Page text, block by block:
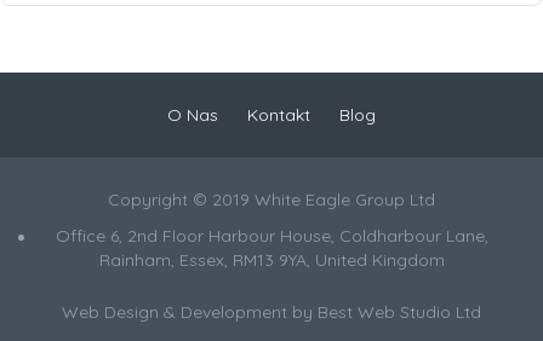
O Nas Kontakt Blog
Copyright © 2019 White Eagle Group Ltd
Office 6, 2nd Floor Harbour House, Coldharbour Lane,
Rainham, Essex, RM13 9YA, United Kingdom
Web Design & Development by Best Web Studio Ltd